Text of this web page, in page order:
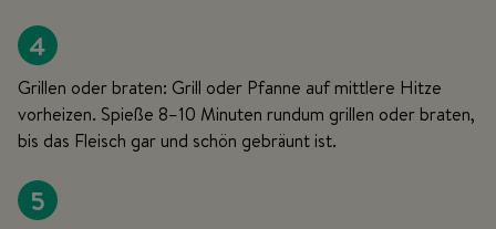
4
Grillen oder braten: Grill oder Pfanne auf mittlere Hitze
vorheizen. Spieße 8–10 Minuten rundum grillen oder braten,
bis das Fleisch gar und schön gebräunt ist.
5